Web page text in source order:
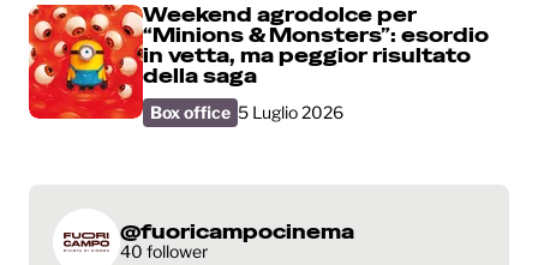
Weekend agrodolce per
“Minions & Monsters”: esordio
in vetta, ma peggior risultato
della saga
Box office 5 Luglio 2026
@fuoricampocinema
40 follower